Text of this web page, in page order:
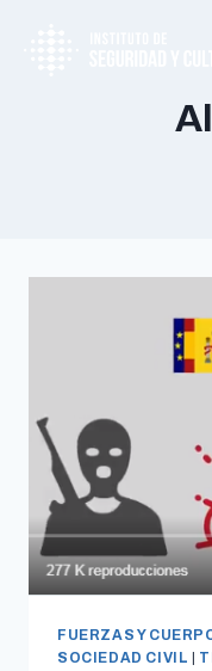
FUERZAS Y
SOCIEDAD CIVIL